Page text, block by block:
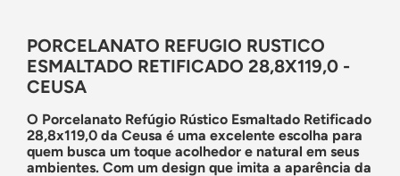
PORCELANATO REFUGIO RUSTICO
ESMALTADO RETIFICADO 28,8X119,0 -
CEUSA
O Porcelanato Refúgio Rústico Esmaltado Retificado
28,8x119,0 da Ceusa é uma excelente escolha para
quem busca um toque acolhedor e natural em seus
ambientes. Com um design que imita a aparência da